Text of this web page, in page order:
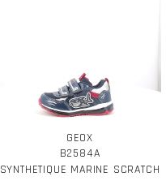
GEOX
B2584A
SYNTHETIQUE MARINE SCRATCH